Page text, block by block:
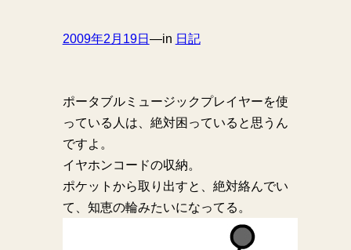
2009年2月19日 —in 日記
ポータブルミュージックプレイヤーを使
っている人は、絶対困っていると思うん
ですよ。
イヤホンコードの収納。
ポケットから取り出すと、絶対絡んでい
て、知恵の輪みたいになってる。